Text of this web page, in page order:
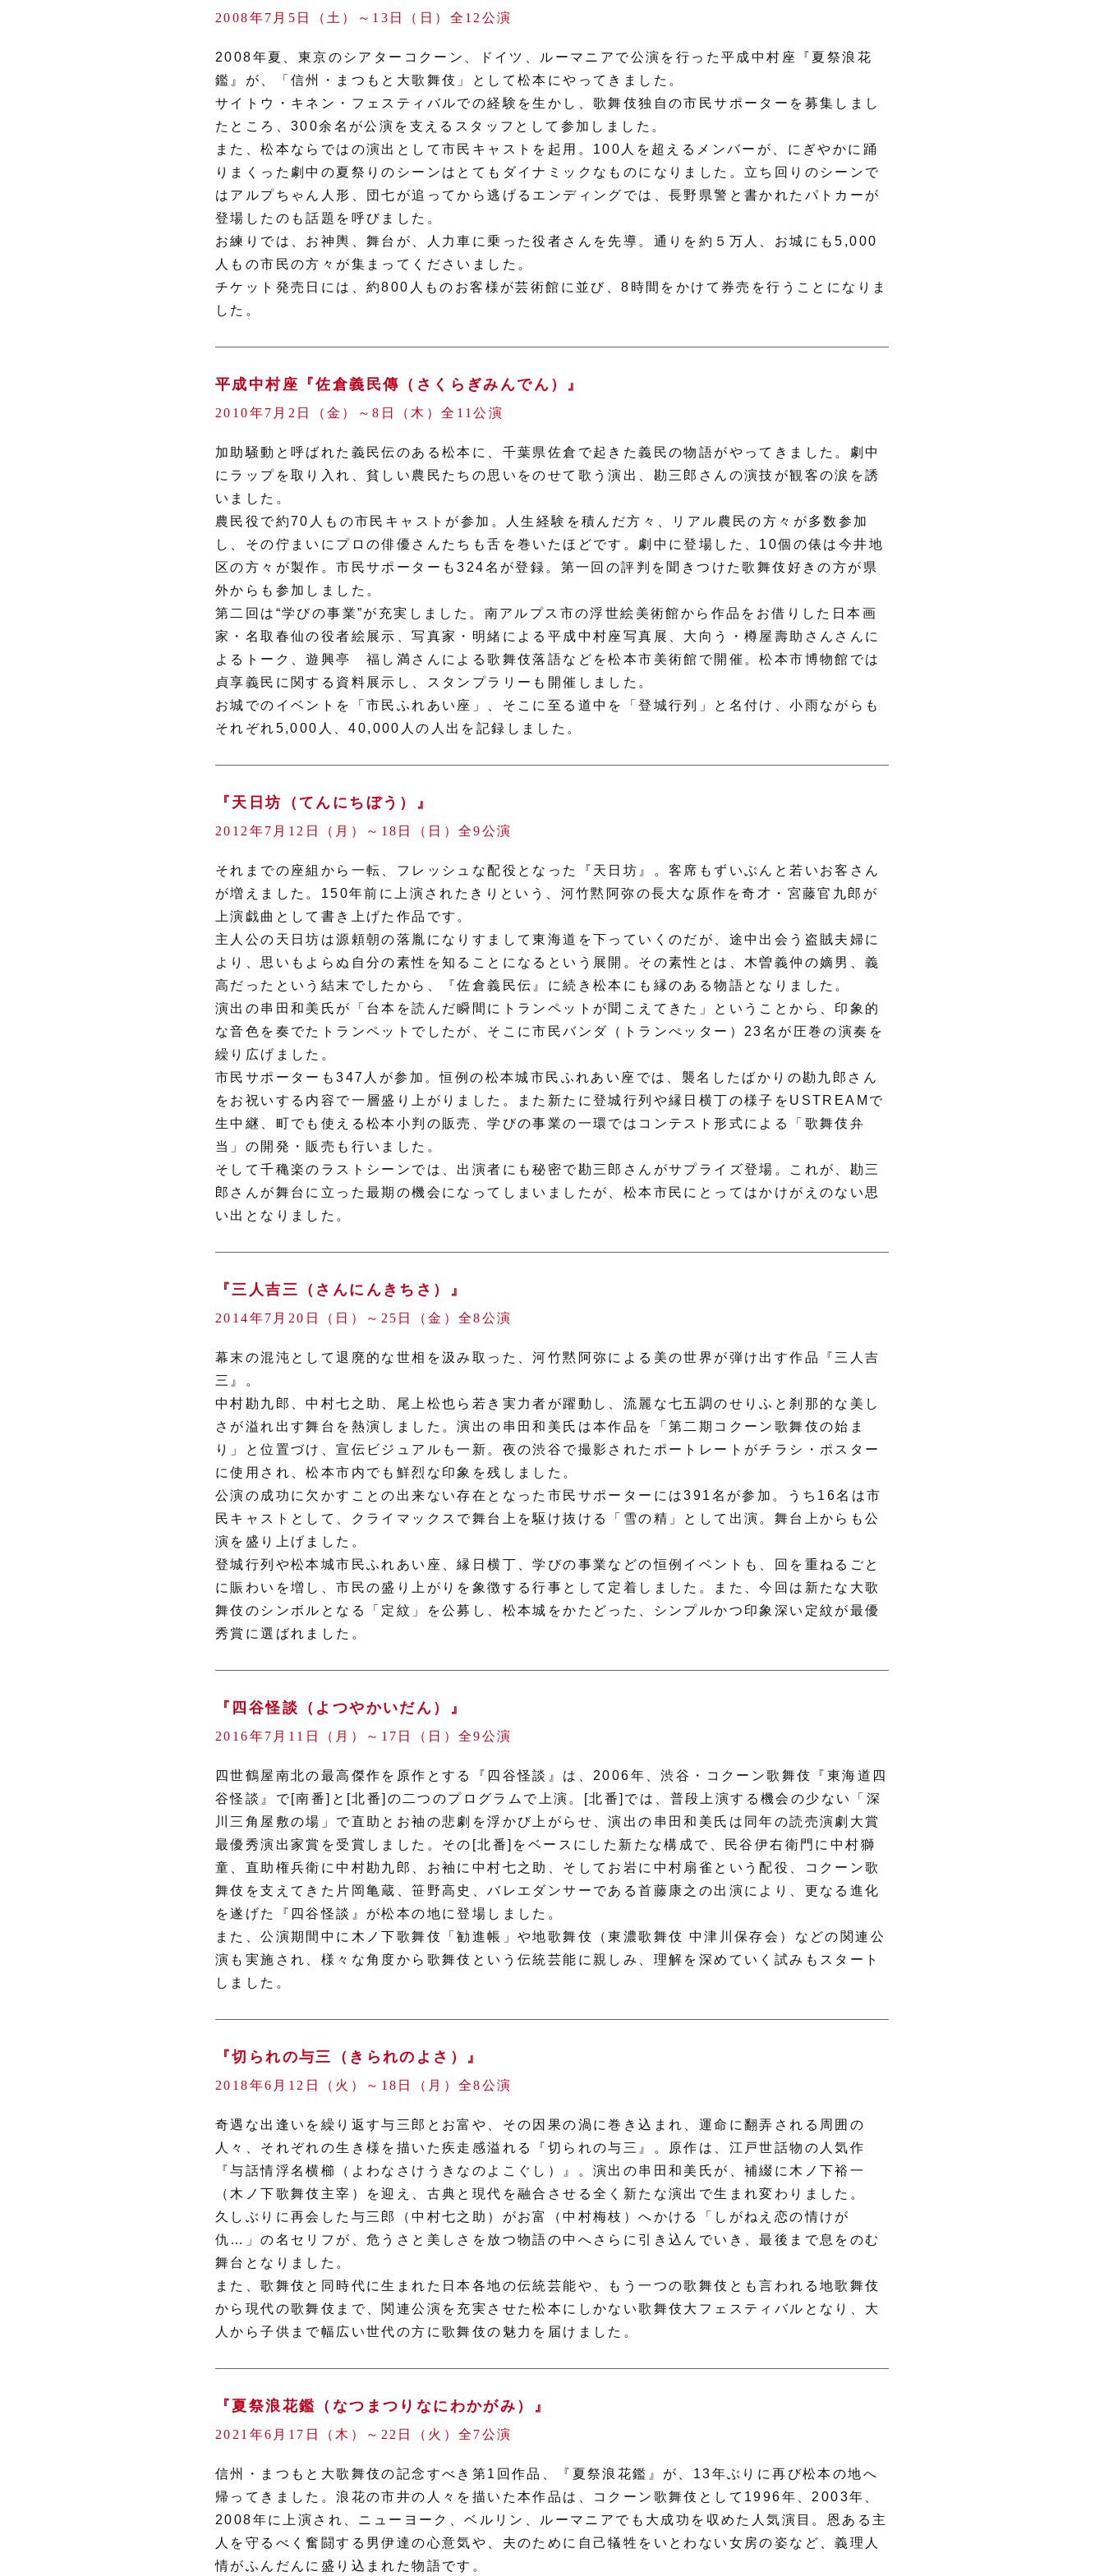
2008年7月5日（土）～13日（日）全12公演
2008年夏、東京のシアターコクーン、ドイツ、ルーマニアで公演を行った平成中村座『夏祭浪花
鑑』が、「信州・まつもと大歌舞伎」として松本にやってきました。
サイトウ・キネン・フェスティバルでの経験を生かし、歌舞伎独自の市民サポーターを募集しまし
たところ、300余名が公演を支えるスタッフとして参加しました。
また、松本ならではの演出として市民キャストを起用。100人を超えるメンバーが、にぎやかに踊
りまくった劇中の夏祭りのシーンはとてもダイナミックなものになりました。立ち回りのシーンで
はアルプちゃん人形、団七が追ってから逃げるエンディングでは、長野県警と書かれたパトカーが
登場したのも話題を呼びました。
お練りでは、お神輿、舞台が、人力車に乗った役者さんを先導。通りを約５万人、お城にも5,000
人もの市民の方々が集まってくださいました。
チケット発売日には、約800人ものお客様が芸術館に並び、8時間をかけて券売を行うことになりま
した。
平成中村座『佐倉義民傳（さくらぎみんでん）』
2010年7月2日（金）～8日（木）全11公演
加助騒動と呼ばれた義民伝のある松本に、千葉県佐倉で起きた義民の物語がやってきました。劇中
にラップを取り入れ、貧しい農民たちの思いをのせて歌う演出、勘三郎さんの演技が観客の涙を誘
いました。
農民役で約70人もの市民キャストが参加。人生経験を積んだ方々、リアル農民の方々が多数参加
し、その佇まいにプロの俳優さんたちも舌を巻いたほどです。劇中に登場した、10個の俵は今井地
区の方々が製作。市民サポーターも324名が登録。第一回の評判を聞きつけた歌舞伎好きの方が県
外からも参加しました。
第二回は“学びの事業”が充実しました。南アルプス市の浮世絵美術館から作品をお借りした日本画
家・名取春仙の役者絵展示、写真家・明緒による平成中村座写真展、大向う・樽屋壽助さんさんに
よるトーク、遊興亭 福し満さんによる歌舞伎落語などを松本市美術館で開催。松本市博物館では
貞享義民に関する資料展示し、スタンプラリーも開催しました。
お城でのイベントを「市民ふれあい座」、そこに至る道中を「登城行列」と名付け、小雨ながらも
それぞれ5,000人、40,000人の人出を記録しました。
『天日坊（てんにちぼう）』
2012年7月12日（月）～18日（日）全9公演
それまでの座組から一転、フレッシュな配役となった『天日坊』。客席もずいぶんと若いお客さん
が増えました。150年前に上演されたきりという、河竹黙阿弥の長大な原作を奇才・宮藤官九郎が
上演戯曲として書き上げた作品です。
主人公の天日坊は源頼朝の落胤になりすまして東海道を下っていくのだが、途中出会う盗賊夫婦に
より、思いもよらぬ自分の素性を知ることになるという展開。その素性とは、木曽義仲の嫡男、義
高だったという結末でしたから、『佐倉義民伝』に続き松本にも縁のある物語となりました。
演出の串田和美氏が「台本を読んだ瞬間にトランペットが聞こえてきた」ということから、印象的
な音色を奏でたトランペットでしたが、そこに市民バンダ（トランぺッター）23名が圧巻の演奏を
繰り広げました。
市民サポーターも347人が参加。恒例の松本城市民ふれあい座では、襲名したばかりの勘九郎さん
をお祝いする内容で一層盛り上がりました。また新たに登城行列や縁日横丁の様子をUSTREAMで
生中継、町でも使える松本小判の販売、学びの事業の一環ではコンテスト形式による「歌舞伎弁
当」の開発・販売も行いました。
そして千穐楽のラストシーンでは、出演者にも秘密で勘三郎さんがサプライズ登場。これが、勘三
郎さんが舞台に立った最期の機会になってしまいましたが、松本市民にとってはかけがえのない思
い出となりました。
『三人吉三（さんにんきちさ）』
2014年7月20日（日）～25日（金）全8公演
幕末の混沌として退廃的な世相を汲み取った、河竹黙阿弥による美の世界が弾け出す作品『三人吉
三』。
中村勘九郎、中村七之助、尾上松也ら若き実力者が躍動し、流麗な七五調のせりふと刹那的な美し
さが溢れ出す舞台を熱演しました。演出の串田和美氏は本作品を「第二期コクーン歌舞伎の始ま
り」と位置づけ、宣伝ビジュアルも一新。夜の渋谷で撮影されたポートレートがチラシ・ポスター
に使用され、松本市内でも鮮烈な印象を残しました。
公演の成功に欠かすことの出来ない存在となった市民サポーターには391名が参加。うち16名は市
民キャストとして、クライマックスで舞台上を駆け抜ける「雪の精」として出演。舞台上からも公
演を盛り上げました。
登城行列や松本城市民ふれあい座、縁日横丁、学びの事業などの恒例イベントも、回を重ねるごと
に賑わいを増し、市民の盛り上がりを象徴する行事として定着しました。また、今回は新たな大歌
舞伎のシンボルとなる「定紋」を公募し、松本城をかたどった、シンプルかつ印象深い定紋が最優
秀賞に選ばれました。
『四谷怪談（よつやかいだん）』
2016年7月11日（月）～17日（日）全9公演
四世鶴屋南北の最高傑作を原作とする『四谷怪談』は、2006年、渋谷・コクーン歌舞伎『東海道四
谷怪談』で[南番]と[北番]の二つのプログラムで上演。[北番]では、普段上演する機会の少ない「深
川三角屋敷の場」で直助とお袖の悲劇を浮かび上がらせ、演出の串田和美氏は同年の読売演劇大賞
最優秀演出家賞を受賞しました。その[北番]をベースにした新たな構成で、民谷伊右衛門に中村獅
童、直助権兵衛に中村勘九郎、お袖に中村七之助、そしてお岩に中村扇雀という配役、コクーン歌
舞伎を支えてきた片岡亀蔵、笹野高史、バレエダンサーである首藤康之の出演により、更なる進化
を遂げた『四谷怪談』が松本の地に登場しました。
また、公演期間中に木ノ下歌舞伎「勧進帳」や地歌舞伎（東濃歌舞伎 中津川保存会）などの関連公
演も実施され、様々な角度から歌舞伎という伝統芸能に親しみ、理解を深めていく試みもスタート
しました。
『切られの与三（きられのよさ）』
2018年6月12日（火）～18日（月）全8公演
奇遇な出逢いを繰り返す与三郎とお富や、その因果の渦に巻き込まれ、運命に翻弄される周囲の
人々、それぞれの生き様を描いた疾走感溢れる『切られの与三』。原作は、江戸世話物の人気作
『与話情浮名横櫛（よわなさけうきなのよこぐし）』。演出の串田和美氏が、補綴に木ノ下裕一
（木ノ下歌舞伎主宰）を迎え、古典と現代を融合させる全く新たな演出で生まれ変わりました。
久しぶりに再会した与三郎（中村七之助）がお富（中村梅枝）へかける「しがねえ恋の情けが
仇…」の名セリフが、危うさと美しさを放つ物語の中へさらに引き込んでいき、最後まで息をのむ
舞台となりました。
また、歌舞伎と同時代に生まれた日本各地の伝統芸能や、もう一つの歌舞伎とも言われる地歌舞伎
から現代の歌舞伎まで、関連公演を充実させた松本にしかない歌舞伎大フェスティバルとなり、大
人から子供まで幅広い世代の方に歌舞伎の魅力を届けました。
『夏祭浪花鑑（なつまつりなにわかがみ）』
2021年6月17日（木）～22日（火）全7公演
信州・まつもと大歌舞伎の記念すべき第1回作品、『夏祭浪花鑑』が、13年ぶりに再び松本の地へ
帰ってきました。浪花の市井の人々を描いた本作品は、コクーン歌舞伎として1996年、2003年、
2008年に上演され、ニューヨーク、ベルリン、ルーマニアでも大成功を収めた人気演目。恩ある主
人を守るべく奮闘する男伊達の心意気や、夫のために自己犠牲をいとわない女房の姿など、義理人
情がふんだんに盛り込まれた物語です。